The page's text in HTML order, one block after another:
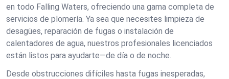
en todo Falling Waters, ofreciendo una gama completa de
servicios de plomería. Ya sea que necesites limpieza de
desagües, reparación de fugas o instalación de
calentadores de agua, nuestros profesionales licenciados
están listos para ayudarte—de día o de noche.
Desde obstrucciones difíciles hasta fugas inesperadas,